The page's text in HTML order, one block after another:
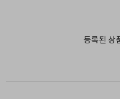
등록된 상